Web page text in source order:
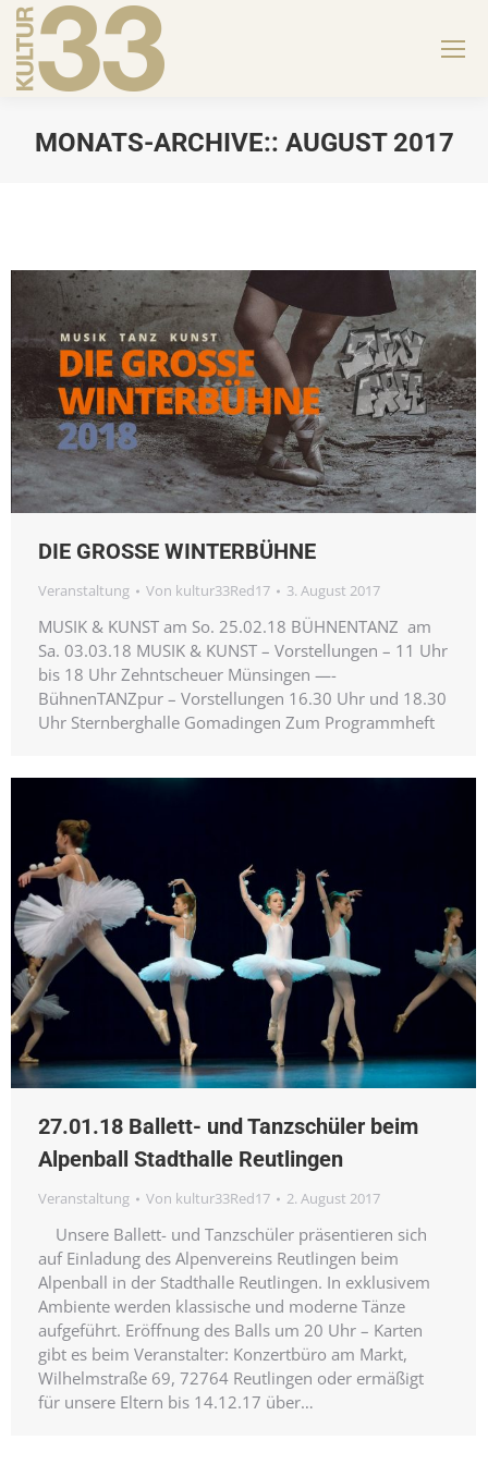
MONATS-ARCHIVE:: AUGUST 2017
DIE GROSSE WINTERBÜHNE
Veranstaltung Von kultur33Red17 3. August 2017
MUSIK & KUNST am So. 25.02.18 BÜHNENTANZ am
Sa. 03.03.18 MUSIK & KUNST – Vorstellungen – 11 Uhr
bis 18 Uhr Zehntscheuer Münsingen —-
BühnenTANZpur – Vorstellungen 16.30 Uhr und 18.30
Uhr Sternberghalle Gomadingen Zum Programmheft
27.01.18 Ballett- und Tanzschüler beim
Alpenball Stadthalle Reutlingen
Veranstaltung Von kultur33Red17 2. August 2017
Unsere Ballett- und Tanzschüler präsentieren sich
auf Einladung des Alpenvereins Reutlingen beim
Alpenball in der Stadthalle Reutlingen. In exklusivem
Ambiente werden klassische und moderne Tänze
aufgeführt. Eröffnung des Balls um 20 Uhr – Karten
gibt es beim Veranstalter: Konzertbüro am Markt,
Wilhelmstraße 69, 72764 Reutlingen oder ermäßigt
für unsere Eltern bis 14.12.17 über…